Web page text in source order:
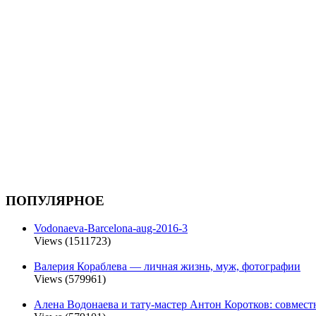
ПОПУЛЯРНОЕ
Vodonaeva-Barcelona-aug-2016-3
Views (1511723)
Валерия Кораблева — личная жизнь, муж, фотографии
Views (579961)
Алена Водонаева и тату-мастер Антон Коротков: